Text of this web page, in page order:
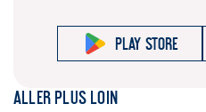
Play store
Aller plus loin